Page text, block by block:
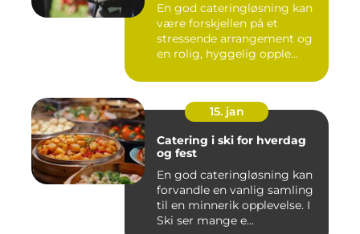
En god cateringløsning kan
være forskjellen på et
stressende arrangement og
en rolig, hyggelig opple...
15. jan
Catering i ski for hverdag
og fest
En god cateringløsning kan
forvandle en vanlig samling
til en minnerik opplevelse. I
Ski ser mange e...